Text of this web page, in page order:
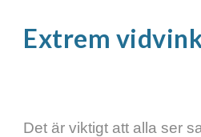
Extrem
Det är viktigt att alla ser